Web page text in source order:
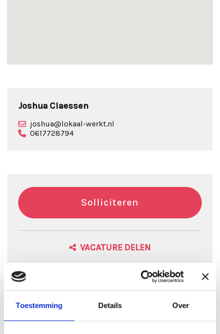
Toestemming Details Over
Joshua Claessen
joshua@lokaal-werkt.nl
0617728794
Solliciteren
VACATURE DELEN